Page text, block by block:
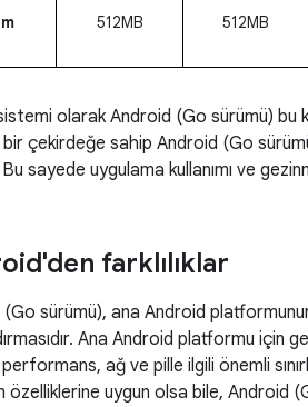
512MB 512MB
olarak Android (Go sürümü) bu
çekirdeğe sahip Android (Go
Bu sayede uygulama kullanımı ve
farklılıklar
sürümü), ana Android
Ana Android platformu
ağ ve pille ilgili önemli
özelliklerine uygun olsa bile, Android